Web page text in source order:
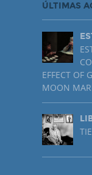
ÚLTIMAS
EFFECT OF
MOON